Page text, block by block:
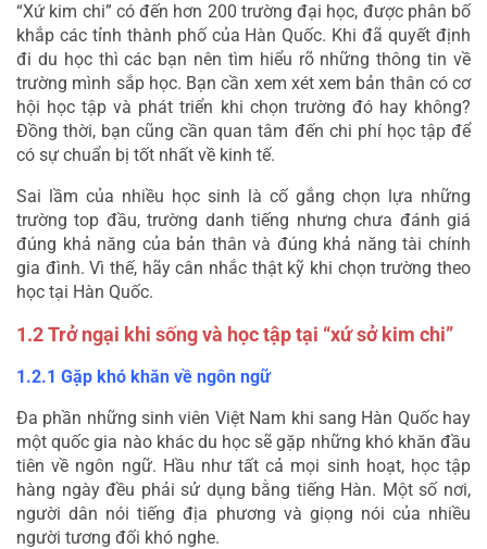
“Xứ kim chi” có đến hơn 200 trường đại học, được phân bố
khắp các tỉnh thành phố của Hàn Quốc. Khi đã quyết định
đi du học thì các bạn nên tìm hiểu rõ những thông tin về
trường mình sắp học. Bạn cần xem xét xem bản thân có cơ
hội học tập và phát triển khi chọn trường đó hay không?
Đồng thời, bạn cũng cần quan tâm đến chi phí học tập để
có sự chuẩn bị tốt nhất về kinh tế.
Sai lầm của nhiều học sinh là cố gắng chọn lựa những
trường top đầu, trường danh tiếng nhưng chưa đánh giá
đúng khả năng của bản thân và đúng khả năng tài chính
gia đình. Vì thế, hãy cân nhắc thật kỹ khi chọn trường theo
học tại Hàn Quốc.
1.2 Trở ngại khi sống và học tập tại “xứ sở kim chi”
1.2.1 Gặp khó khăn về ngôn ngữ
Đa phần những sinh viên Việt Nam khi sang Hàn Quốc hay
một quốc gia nào khác du học sẽ gặp những khó khăn đầu
tiên về ngôn ngữ. Hầu như tất cả mọi sinh hoạt, học tập
hàng ngày đều phải sử dụng bằng tiếng Hàn. Một số nơi,
người dân nói tiếng địa phương và giọng nói của nhiều
người tương đối khó nghe.